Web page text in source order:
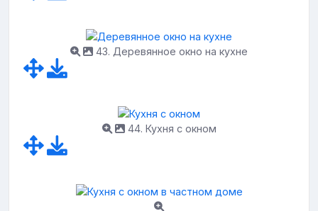
43. Деревянное окно на кухне
44. Кухня с окном